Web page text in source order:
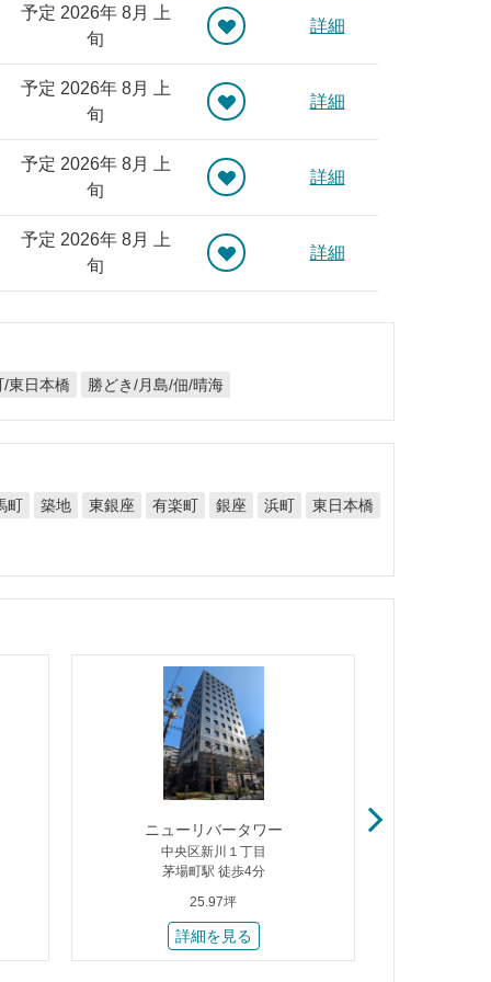
予定 2026年 8月 上
旬
詳細
予定 2026年 8月 上
旬
詳細
予定 2026年 8月 上
旬
詳細
予定 2026年 8月 上
旬
詳細
/東日本橋 勝どき/月島/佃/晴海
町 築地 東銀座 有楽町 銀座 浜町
東日本橋
ニューリバータワー
中央区新川１丁目
茅場町駅 徒歩4分
25.97坪
詳細を見る